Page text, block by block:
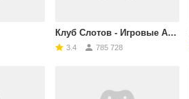
Клуб Слотов - Игровые Автоматы
3.4 785 728